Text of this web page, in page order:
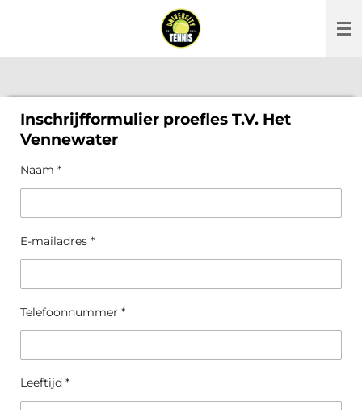
Inschrijfformulier proefles T.V. Het
Vennewater
Naam *
E-mailadres *
Telefoonnummer *
Leeftijd *